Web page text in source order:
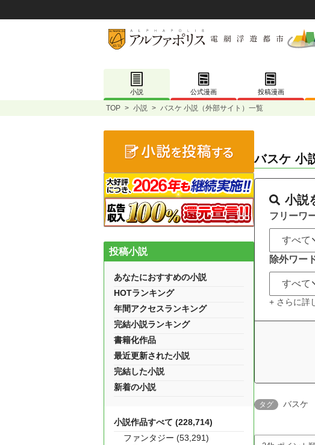
小説 公式漫画 投稿漫画
TOP > 小説 > バスケ 小説（外部サイト）一覧
バスケ 小
小説
フリーワ
除外ワー
+ さらに詳
タグ バスケ
投稿小説
あなたにおすすめの小説
HOTランキング
年間アクセスランキング
完結小説ランキング
書籍化作品
最近更新された小説
完結した小説
新着の小説
小説作品すべて (228,714)
ファンタジー (53,291)